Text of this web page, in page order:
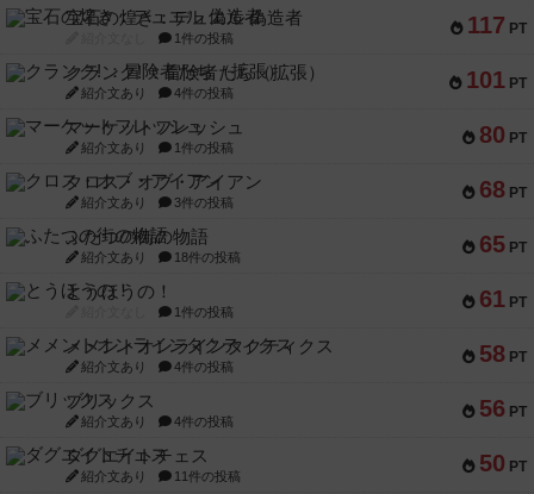
117 PT
宝石の煌き：デュエル 偽造者
1件の投稿
101 PT
クランク! ：冒険者たち（拡張）
紹介文あり 4件の投稿
80 PT
マーケットフレッシュ
紹介文あり 1件の投稿
68 PT
クロス・オブ・アイアン
紹介文あり 3件の投稿
65 PT
ふたつの街の物語
紹介文あり 18件の投稿
61 PT
とうほうの！
1件の投稿
58 PT
メメントオンラインタクティクス
紹介文あり 4件の投稿
56 PT
ブリックス
紹介文あり 4件の投稿
50 PT
ダグエイトチェス
紹介文あり 11件の投稿